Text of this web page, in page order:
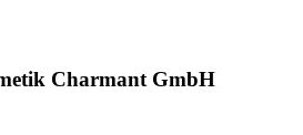
Charmant GmbH